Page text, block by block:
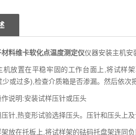
料维卡软化点温度测定仪仪器安装主机安
机放置在平稳牢固的工作台面上,将试样
或过多),检查介质箱是否渗漏。然后依次
说明:安装试样压针或压头
针,热变形试验选择压头。压针和压头上
放在托板上,将试样架的砝码托盘架连同